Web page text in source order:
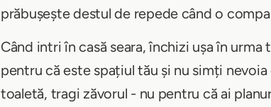
prăbușește destul de repede când o
Când intri în casă seara, închizi ușa în
pentru că este spațiul tău și nu simți
toaletă, tragi zăvorul - nu pentru că ai